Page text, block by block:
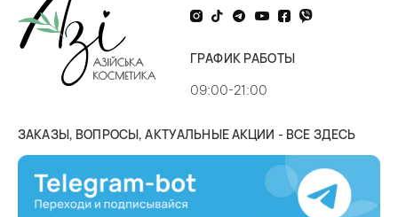
ГРАФИК РАБОТЫ
09:00-21:00
ЗАКАЗЫ, ВОПРОСЫ, АКТУАЛЬНЫЕ АКЦИИ - ВСЕ ЗДЕСЬ